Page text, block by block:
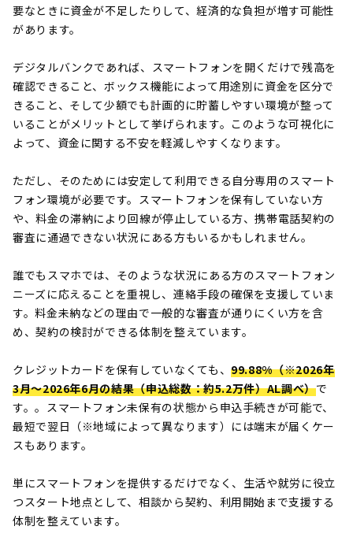
要なときに資金が不足したりして、経済的な負担が増す可能性
があります。
デジタルバンクであれば、スマートフォンを開くだけで残高を
確認できること、ボックス機能によって用途別に資金を区分で
きること、そして少額でも計画的に貯蓄しやすい環境が整って
いることがメリットとして挙げられます。このような可視化に
よって、資金に関する不安を軽減しやすくなります。
ただし、そのためには安定して利用できる自分専用のスマート
フォン環境が必要です。スマートフォンを保有していない方
や、料金の滞納により回線が停止している方、携帯電話契約の
審査に通過できない状況にある方もいるかもしれません。
誰でもスマホでは、そのような状況にある方のスマートフォン
ニーズに応えることを重視し、連絡手段の確保を支援していま
す。料金未納などの理由で一般的な審査が通りにくい方を含
め、契約の検討ができる体制を整えています。
クレジットカードを保有していなくても、99.88%（※2026年
3月～2026年6月の結果（申込総数：約5.2万件）AL調べ）で
す。。スマートフォン未保有の状態から申込手続きが可能で、
最短で翌日（※地域によって異なります）には端末が届くケー
スもあります。
単にスマートフォンを提供するだけでなく、生活や就労に役立
つスタート地点として、相談から契約、利用開始まで支援する
体制を整えています。